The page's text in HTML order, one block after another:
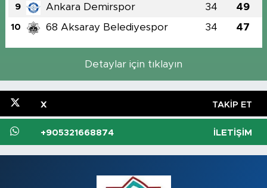
9 Ankara Demirspor 34 49
10 68 Aksaray Belediyespor 34 47
Detaylar için tıklayın
X TAKIP ET
+905321668874 İLETIŞIM